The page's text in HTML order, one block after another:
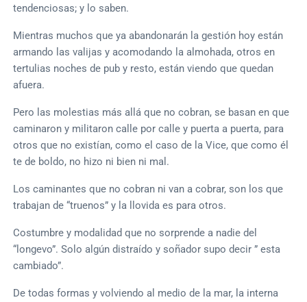
tendenciosas; y lo saben.
Mientras muchos que ya abandonarán la gestión hoy están
armando las valijas y acomodando la almohada, otros en
tertulias noches de pub y resto, están viendo que quedan
afuera.
Pero las molestias más allá que no cobran, se basan en que
caminaron y militaron calle por calle y puerta a puerta, para
otros que no existían, como el caso de la Vice, que como él
te de boldo, no hizo ni bien ni mal.
Los caminantes que no cobran ni van a cobrar, son los que
trabajan de “truenos” y la llovida es para otros.
Costumbre y modalidad que no sorprende a nadie del
“longevo”. Solo algún distraído y soñador supo decir ” esta
cambiado”.
De todas formas y volviendo al medio de la mar, la interna